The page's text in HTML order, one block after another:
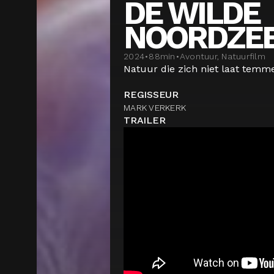
DE WILDE
2024•88min •Avontuur, Natuurfilm
Natuur die zich niet laat
REGISSEUR
MARK VERKERK
TRAILER